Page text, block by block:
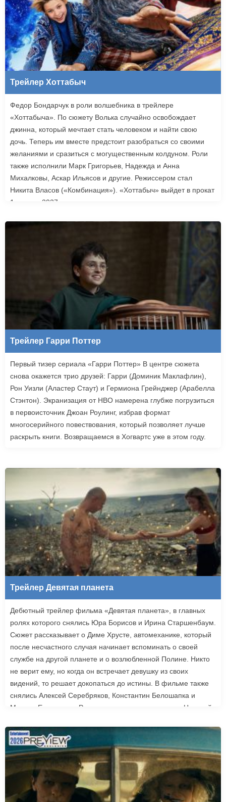
Трейлер Хоттабыч
Федор Бондарчук в роли волшебника в трейлере
«Хоттабыча». По сюжету Волька случайно освобождает
джинна, который мечтает стать человеком и найти свою
дочь. Теперь им вместе предстоит разобраться со своими
желаниями и сразиться с могущественным колдуном. Роли
также исполнили Марк Григорьев, Надежда и Анна
Михалковы, Аскар Ильясов и другие. Режиссером стал
Никита Власов («Комбинация»). «Хоттабыч» выйдет в прокат
1 января 2027 года.
Трейлер Гарри Поттер
Первый тизер сериала «Гарри Поттер» В центре сюжета
снова окажется трио друзей: Гарри (Доминик Маклафлин),
Рон Уизли (Аластер Стаут) и Гермиона Грейнджер (Арабелла
Стэнтон). Экранизация от HBO намерена глубже погрузиться
в первоисточник Джоан Роулинг, избрав формат
многосерийного повествования, который позволяет лучше
раскрыть книги. Возвращаемся в Хогвартс уже в этом году.
Трейлер Девятая планета
Дебютный трейлер фильма «Девятая планета», в главных
ролях которого снялись Юра Борисов и Ирина Старшенбаум.
Сюжет рассказывает о Диме Хрусте, автомеханике, который
после несчастного случая начинает вспоминать о своей
службе на другой планете и о возлюбленной Полине. Никто
не верит ему, но когда он встречает девушку из своих
видений, то решает докопаться до истины. В фильме также
снялись Алексей Серебряков, Константин Белошапка и
Максим Емельянов. Режиссером картины выступил Николай
«Девятой планеты» запланирована на 24 сентября.